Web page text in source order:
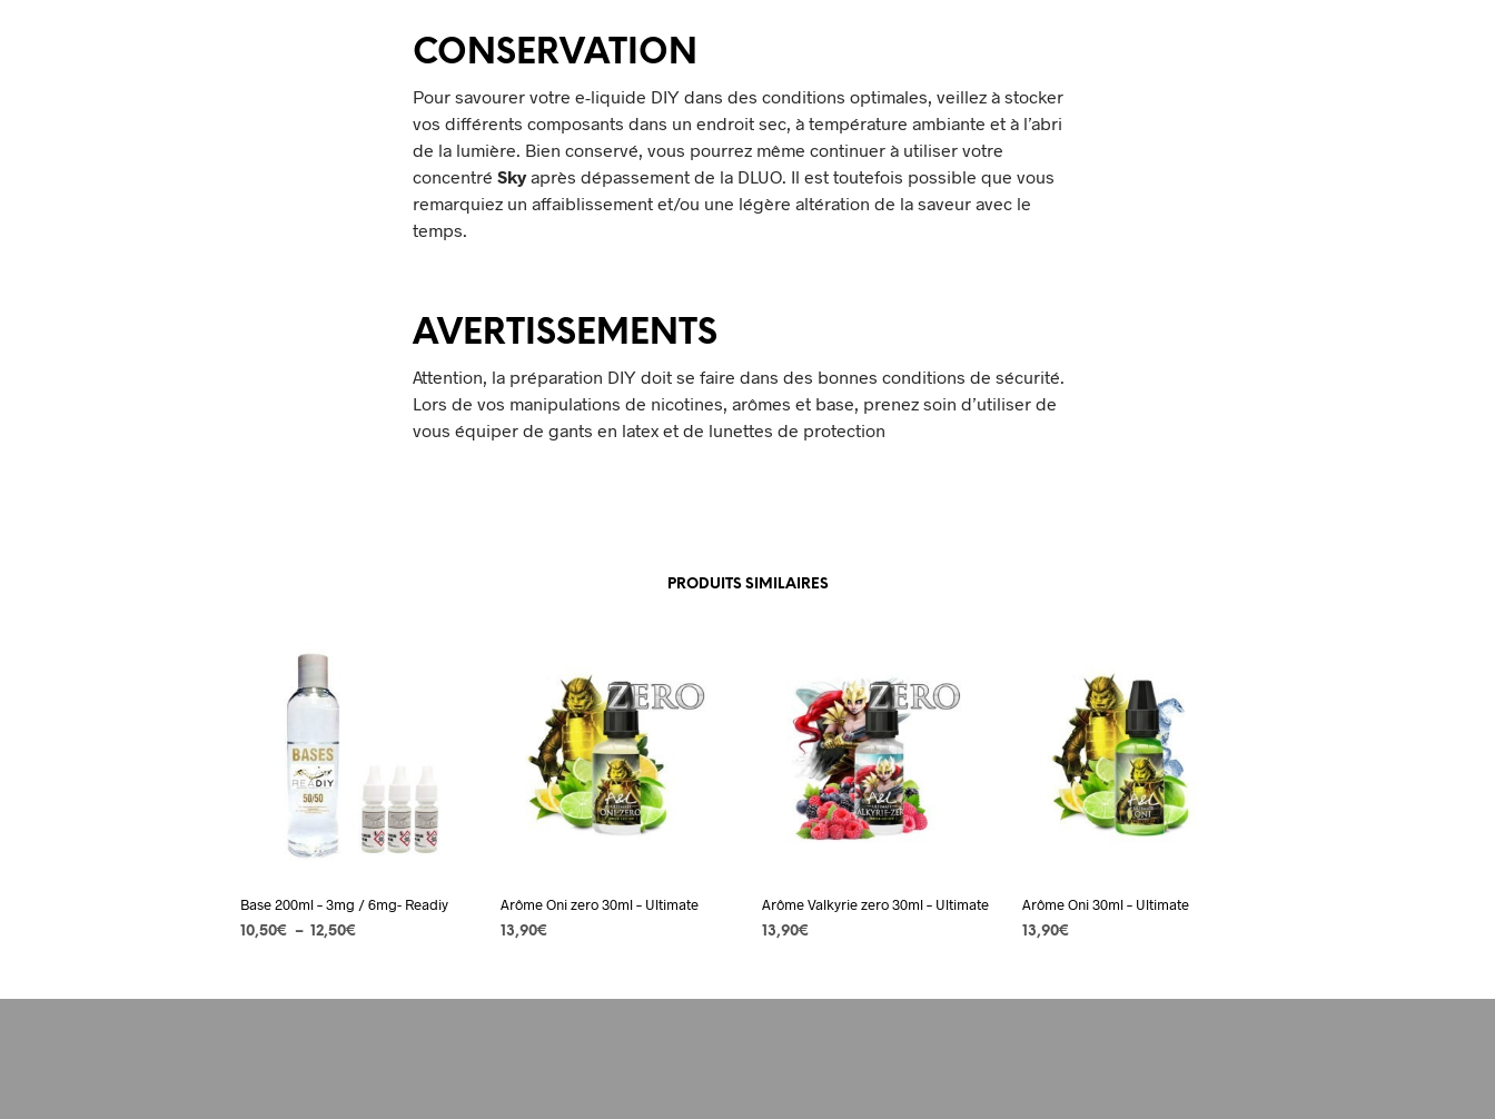
CONSERVATION
Pour savourer votre e-liquide DIY dans des conditions optimales, veillez à stocker
vos différents composants dans un endroit sec, à température ambiante et à l’abri
de la lumière. Bien conservé, vous pourrez même continuer à utiliser votre
concentré Skyaprès dépassement de la DLUO. Il est toutefois possible que vous
remarquiez un affaiblissement et/ou une légère altération de la saveur avec le
temps.
AVERTISSEMENTS
Attention, la préparation DIY doit se faire dans des bonnes conditions de sécurité.
Lors de vos manipulations de nicotines, arômes et base, prenez soin d’utiliser de
vous équiper de gants en latex et de lunettes de protection
PRODUITS SIMILAIRES
Base 200ml – 3mg / 6mg- Readiy
10,50€ – 12,50€Plage
Arôme Oni zero 30ml – Ultimate
13,90€
Arôme Valkyrie zero 30ml – Ultimate
13,90€
Arôme Oni 30ml – Ultimate
13,90€